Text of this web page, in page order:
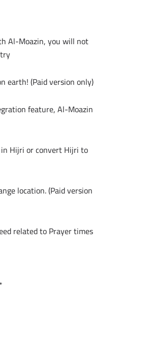
Al-Moazin, you will not
earth! (Paid version only)
feature, Al-Moazin
in Hijri or convert Hijri to
location. (Paid version
related to Prayer times
methods: